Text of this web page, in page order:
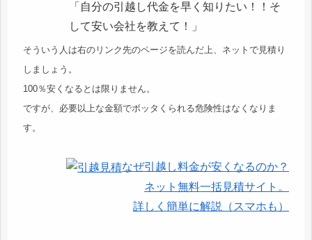
「自分の引越し代金を早く知りたい！！そ
して安い会社を教えて！」
そういう人は右のリンク先のページを読んだ上、ネットで見積り
しましょう。
100％安くなるとは限りません。
ですが、必要以上な金額でボッタくられる危険性はなくなりま
す。
なぜ引越し料金が安くなるのか？
ネット無料一括見積サイト。
詳しく簡単に解説（スマホも）